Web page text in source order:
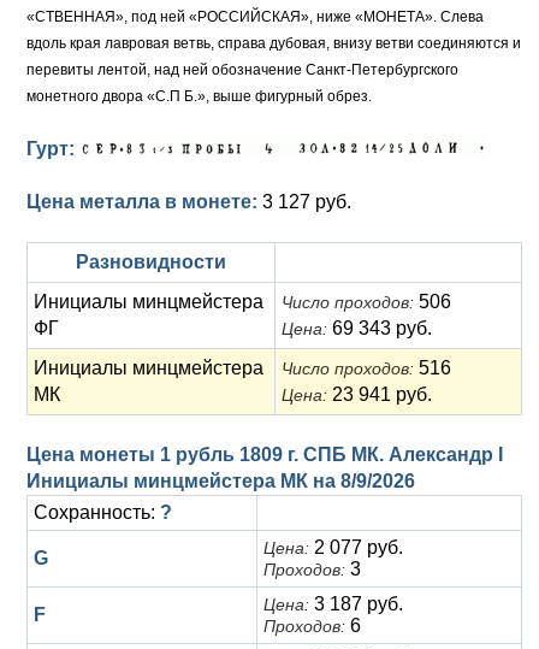
Серебро
Медь
«СТВЕННАЯ», под ней «РОССИЙСКАЯ», ниже «МОНЕТА». Слева
вдоль края лавровая ветвь, справа дубовая, внизу ветви соединяются и
перевиты лентой, над ней обозначение Санкт-Петербургского
монетного двора «С.П Б.», выше фигурный обрез.
Гурт:
Цена металла в монете: 3 127 руб.
Разновидности
Инициалы минцмейстера
ФГ
Число проходов: 506
Цена: 69 343 руб.
Инициалы минцмейстера
МК
Число проходов: 516
Цена: 23 941 руб.
Цена монеты 1 рубль 1809 г. СПБ МК. Александр I
Инициалы минцмейстера МК на 8/9/2026
Сохранность: ?
G Цена: 2 077 руб.
Проходов: 3
F Цена: 3 187 руб.
Проходов: 6